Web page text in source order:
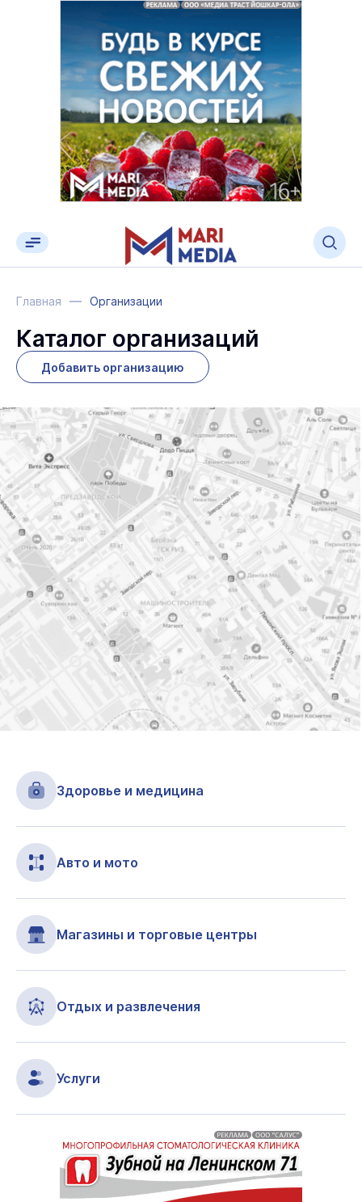
Главная Организации
Каталог организаций
Добавить организацию
Здоровье и медицина
Авто и мото
Магазины и торговые центры
Отдых и развлечения
Услуги